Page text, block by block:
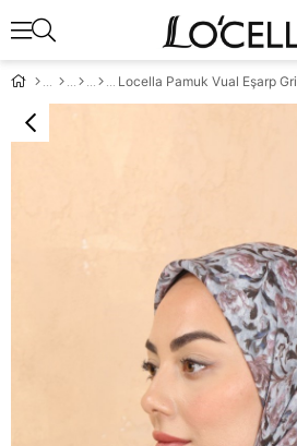
Locella Pamuk Vual Eşarp Gri